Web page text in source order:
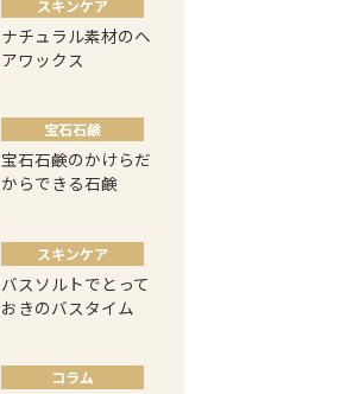
スキンケア
ナチュラル素材のヘ
アワックス
宝石石鹸
宝石石鹸のかけらだ
からできる石鹸
スキンケア
バスソルトでとって
おきのバスタイム
コラム